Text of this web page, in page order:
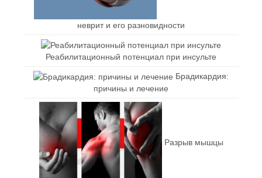
неврит и его разновидности
Реабилитационный потенциал при инсульте
Брадикардия:
причины и лечение
Разрыв мышцы